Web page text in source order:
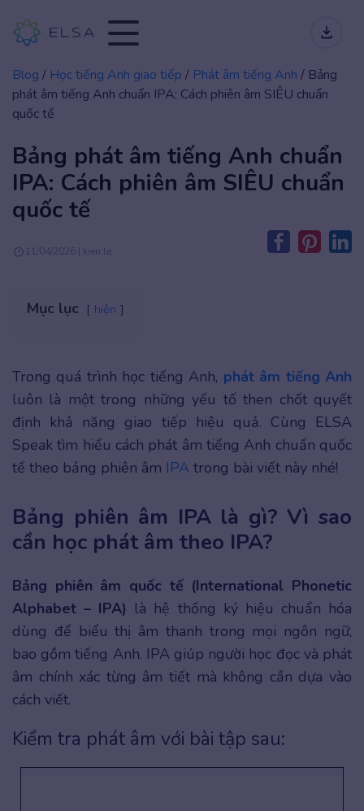
Blog / Học tiếng Anh giao tiếp / Phát âm tiếng Anh / Bảng
phát âm tiếng Anh chuẩn IPA: Cách phiên âm SIÊU chuẩn
quốc tế
Bảng phát âm tiếng Anh chuẩn
IPA: Cách phiên âm SIÊU chuẩn
quốc tế
11/04/2026 | kien.le
Mục lục hiện
Trong quá trình học tiếng Anh, phát âm tiếng Anh
luôn là một trong những yếu tố then chốt quyết
định khả năng giao tiếp hiệu quả. Cùng ELSA
Speak tìm hiểu cách phát âm tiếng Anh chuẩn quốc
tế theo bảng phiên âm IPA trong bài viết này nhé!
Bảng phiên âm IPA là gì? Vì sao
cần học phát âm theo IPA?
Bảng phiên âm quốc tế (International Phonetic
Alphabet – IPA) là hệ thống ký hiệu chuẩn hóa
dùng để biểu thị âm thanh trong mọi ngôn ngữ,
bao gồm tiếng Anh. IPA giúp người học đọc và phát
âm chính xác từng âm tiết mà không cần dựa vào
cách viết.
Kiểm tra phát âm với bài tập sau: